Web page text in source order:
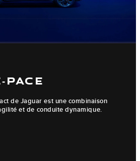
de Jaguar est une combinaison
et de conduite dynamique.